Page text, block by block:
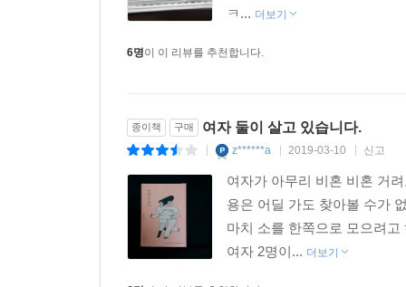
ㅋ... 더보기
6명이 이 리뷰를 추천합니다.
종이책 구매 여자 둘이 살고 있습니다.
z******a 2019-03-10 신고
여자가 아무리 비혼 비혼 거
용은 어딜 가도 찾아볼 수가
마치 소를 한쪽으로 모으려
여자 2명이... 더보기